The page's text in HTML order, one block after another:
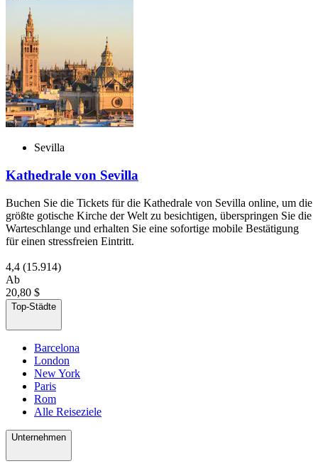
Sevilla
Kathedrale von Sevilla
Buchen Sie die Tickets für die Kathedrale von Sevilla online, um die
größte gotische Kirche der Welt zu besichtigen, überspringen Sie die
Warteschlange und erhalten Sie eine sofortige mobile Bestätigung
für einen stressfreien Eintritt.
4,4 (15.914)
Ab
20,80 $
Top-Städte
Barcelona
London
New York
Paris
Rom
Alle Reiseziele
Unternehmen